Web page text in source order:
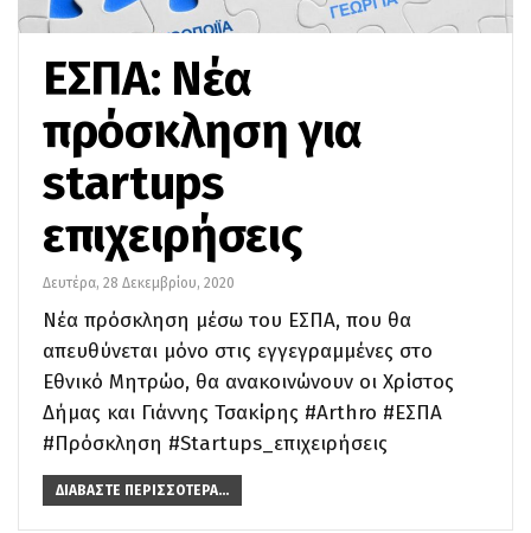
ΕΣΠΑ: Νέα
πρόσκληση για
startups
επιχειρήσεις
Δευτέρα, 28 Δεκεμβρίου, 2020
Νέα πρόσκληση μέσω του ΕΣΠΑ, που θα
απευθύνεται μόνο στις εγγεγραμμένες στο
Εθνικό Μητρώο, θα ανακοινώνουν οι Χρίστος
Δήμας και Γιάννης Τσακίρης #Arthro #ΕΣΠΑ
#Πρόσκληση #Startups_επιχειρήσεις
ΔΙΑΒΆΣΤΕ ΠΕΡΙΣΣΌΤΕΡΑ...